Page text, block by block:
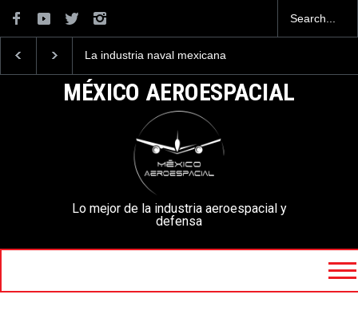
La industria naval mexicana
la Armada de México
mexicanos cuesta 2.9
millones de dólares
MÉXICO AEROESPACIAL
Lo mejor de la industria aeroespacial y
defensa